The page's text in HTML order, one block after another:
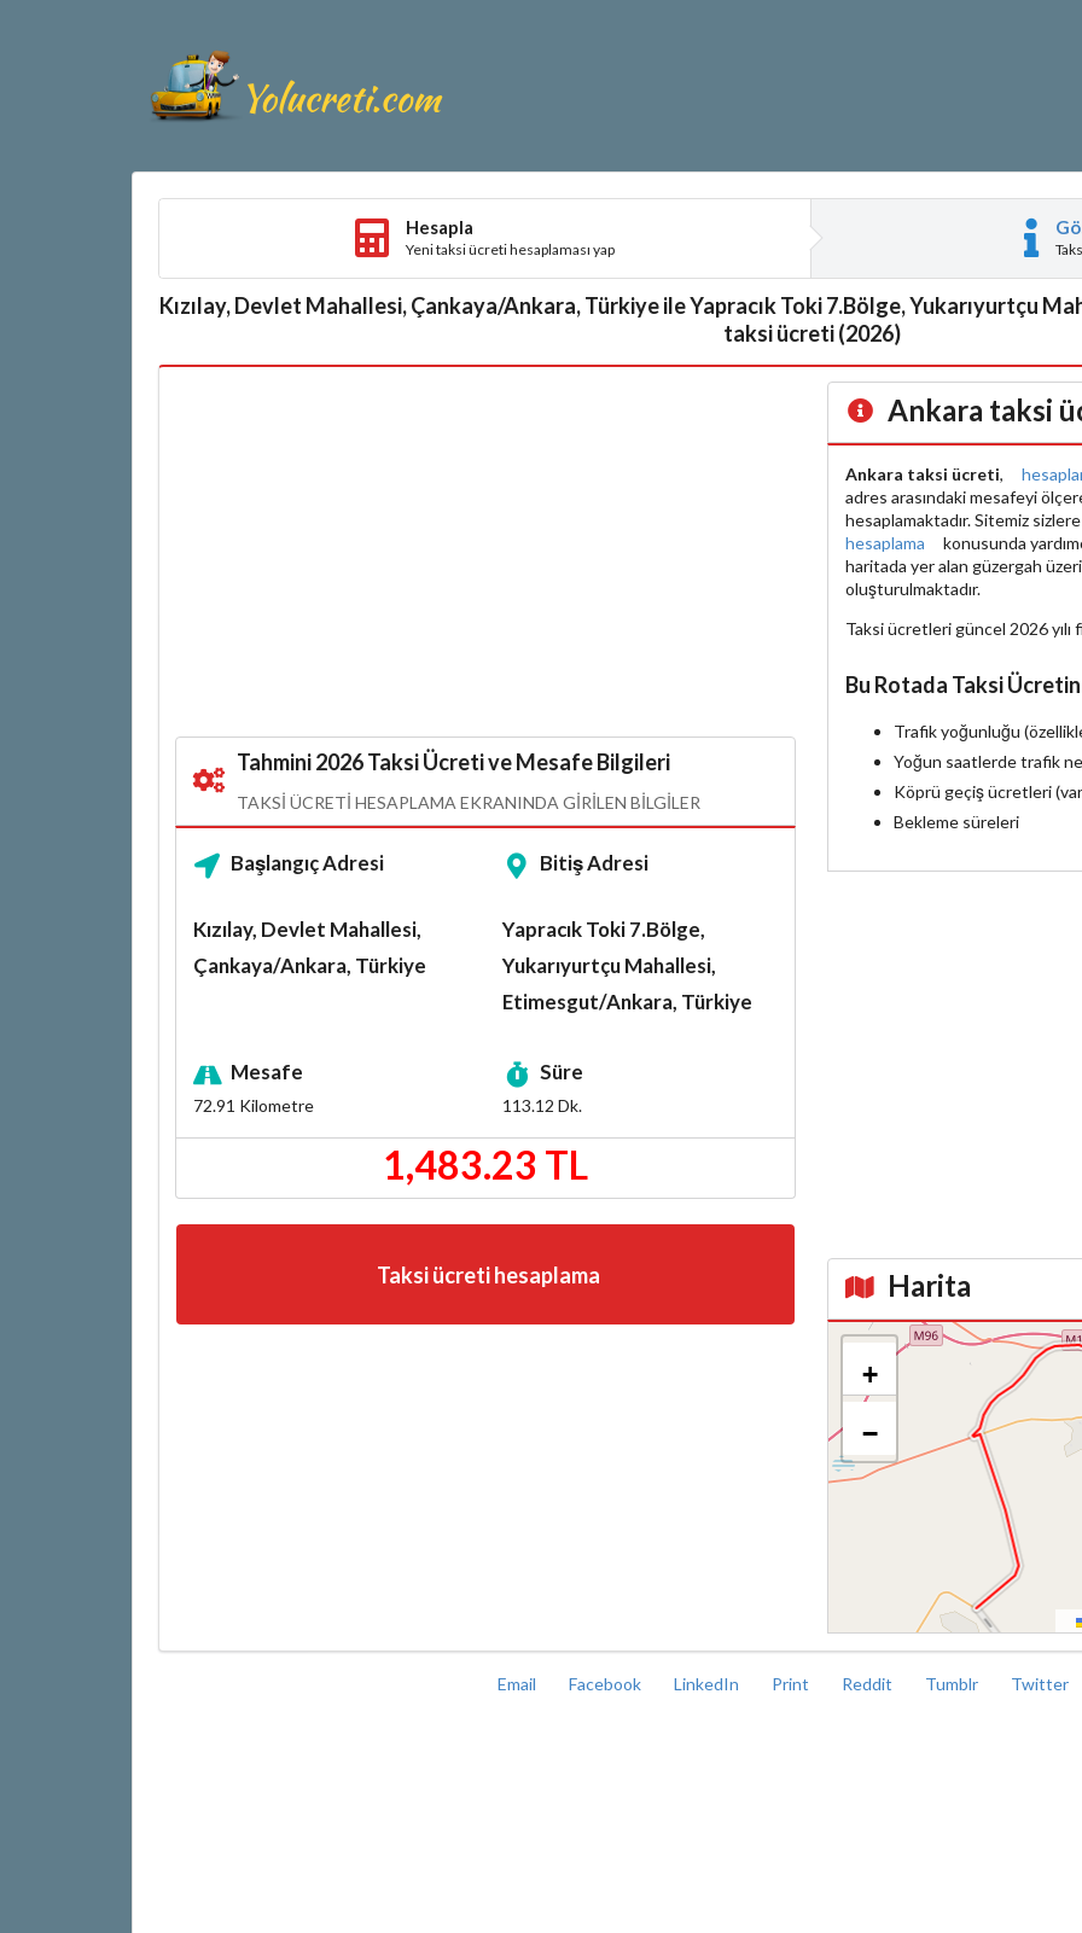
Hesapla
Yeni taksi ücreti hesaplaması yap
Kızılay, Devlet Mahallesi, Çankaya/Ankara, Türkiye ile Yapracık Toki 7.Bölge, Yukarıyurtçu
taksi ücreti (2026)
Tahmini 2026 Taksi Ücreti ve Mesafe Bilgileri
TAKSI ÜCRETI HESAPLAMA EKRANINDA GIRILEN BILGILER
Başlangıç Adresi
Kızılay, Devlet Mahallesi,
Çankaya/Ankara, Türkiye
Bitiş Adresi
Yapracık Toki 7.Bölge,
Yukarıyurtçu Mahallesi,
Etimesgut/Ankara, Türkiye
Mesafe
72.91 Kilometre
Süre
113.12 Dk.
1,483.23 TL
Taksi ücreti hesaplama
Ankara taksi
Ankara taksi ücreti,
adres arasındaki mesafeyi
hesaplamaktadır. Sitemiz
hesaplama
konusunda
haritada yer alan güzergah
oluşturulmaktadır.
Taksi ücretleri güncel 2026 yılı
Bu Rotada Taksi
Trafik yoğunluğu
Yoğun saatlerde trafik
Köprü geçiş ücretleri
Bekleme süreleri
Harita
+
−
Email Facebook LinkedIn Print Reddit Tumblr Twitter